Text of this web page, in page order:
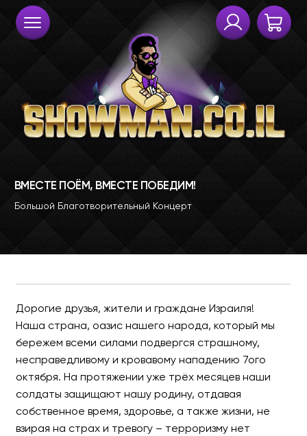
ВМЕСТЕ ПОЁМ, ВМЕСТЕ
Большой Благотворительный
Дорогие друзья, жители и граждане Израиля!
Наша страна, оазис нашего народа, который мы
бережем всеми силами подвергся страшному,
несправедливому и кровавому нападению 7ого
октября. На протяжении уже трёх месяцев наши
солдаты защищают нашу родину, отдавая
собственное время, здоровье, а также жизни, не
взирая на страх и тревогу – терроризму нет